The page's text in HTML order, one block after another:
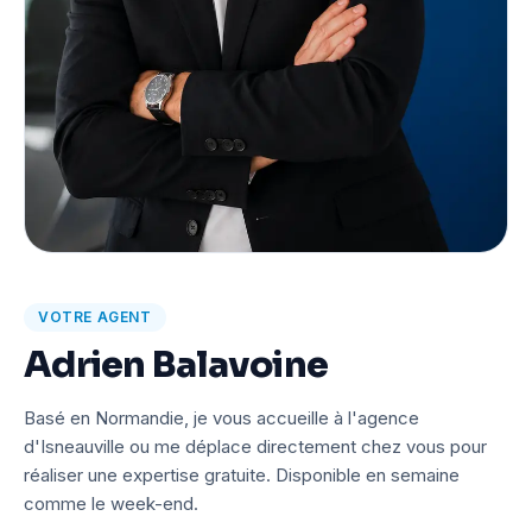
VOTRE AGENT
Adrien Balavoine
Basé en Normandie, je vous accueille à l'agence
d'Isneauville ou me déplace directement chez vous pour
réaliser une expertise gratuite. Disponible en semaine
comme le week-end.